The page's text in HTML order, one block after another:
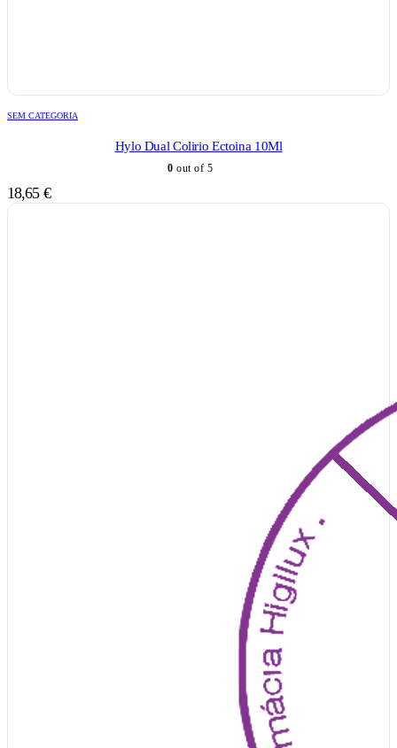
SEM CATEGORIA
Hylo Dual Colirio Ectoina 10Ml
0 out of 5
18,65 €